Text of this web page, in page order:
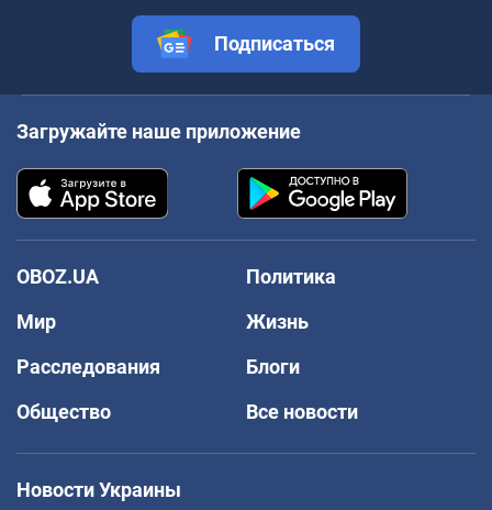
Подписаться
Загружайте наше приложение
OBOZ.UA
Политика
Мир
Жизнь
Расследования
Блоги
Общество
Все новости
Новости Украины